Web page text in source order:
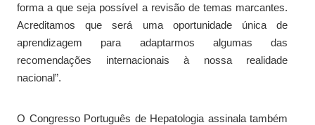
forma a que seja possível a revisão de temas marcantes.
Acreditamos que será uma oportunidade única de
aprendizagem para adaptarmos algumas das
recomendações internacionais à nossa realidade
nacional”.
O Congresso Português de Hepatologia assinala também